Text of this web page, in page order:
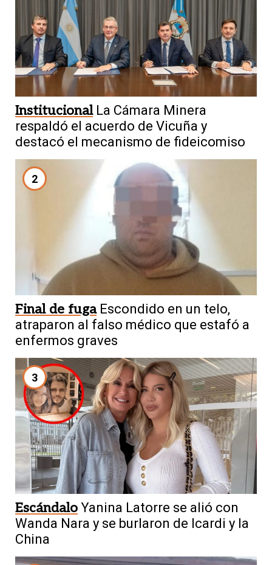
Institucional La Cámara Minera
respaldó el acuerdo de Vicuña y
destacó el mecanismo de fideicomiso
2
Final de fuga Escondido en un telo,
atraparon al falso médico que estafó a
enfermos graves
3
Escándalo Yanina Latorre se alió con
Wanda Nara y se burlaron de Icardi y la
China